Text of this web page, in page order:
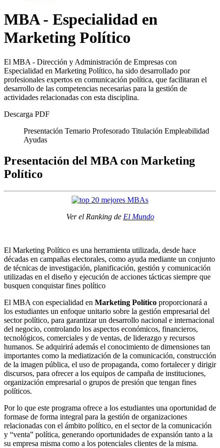
MBA - Especialidad en
Marketing Político
El MBA - Dirección y Administración de Empresas con
Especialidad en Marketing Político, ha sido desarrollado por
profesionales expertos en comunicación política, que facilitaran el
desarrollo de las competencias necesarias para la gestión de
actividades relacionadas con esta disciplina.
Descarga PDF
Presentación Temario Profesorado Titulación Empleabilidad
Ayudas
Presentación del MBA con Marketing
Político
Ver el Ranking de El Mundo
El Marketing Político es una herramienta utilizada, desde hace
décadas en campañas electorales, como ayuda mediante un conjunto
de técnicas de investigación, planificación, gestión y comunicación
utilizadas en el diseño y ejecución de acciones tácticas siempre que
busquen conquistar fines político
El MBA con especialidad en Marketing Político proporcionará a
los estudiantes un enfoque unitario sobre la gestión empresarial del
sector político, para garantizar un desarrollo nacional e internacional
del negocio, controlando los aspectos económicos, financieros,
tecnológicos, comerciales y de ventas, de liderazgo y recursos
humanos. Se adquirirá además el conocimiento de dimensiones tan
importantes como la mediatización de la comunicación, construcción
de la imagen pública, el uso de propaganda, como fortalecer y dirigir
discursos, para ofrecer a los equipos de campaña de instituciones,
organización empresarial o grupos de presión que tengan fines
políticos.
Por lo que este programa ofrece a los estudiantes una oportunidad de
formase de forma integral para la gestión de organizaciones
relacionadas con el ámbito político, en el sector de la comunicación
y “venta” política, generando oportunidades de expansión tanto a la
su empresa misma como a los potenciales clientes de la misma.